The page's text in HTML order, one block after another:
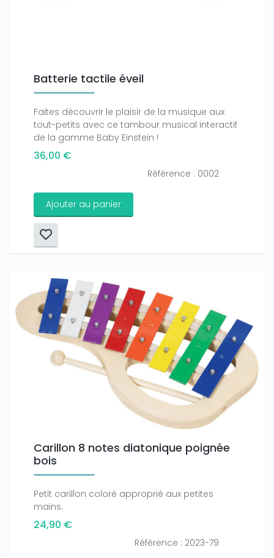
Batterie tactile éveil
Faites découvrir le plaisir de la musique aux
tout-petits avec ce tambour musical interactif
de la gamme Baby Einstein !
36,00 €
Référence : 0002
Ajouter au panier
Carillon 8 notes diatonique poignée
bois
Petit carillon coloré approprié aux petites
mains.
24,90 €
Référence : 2023-79